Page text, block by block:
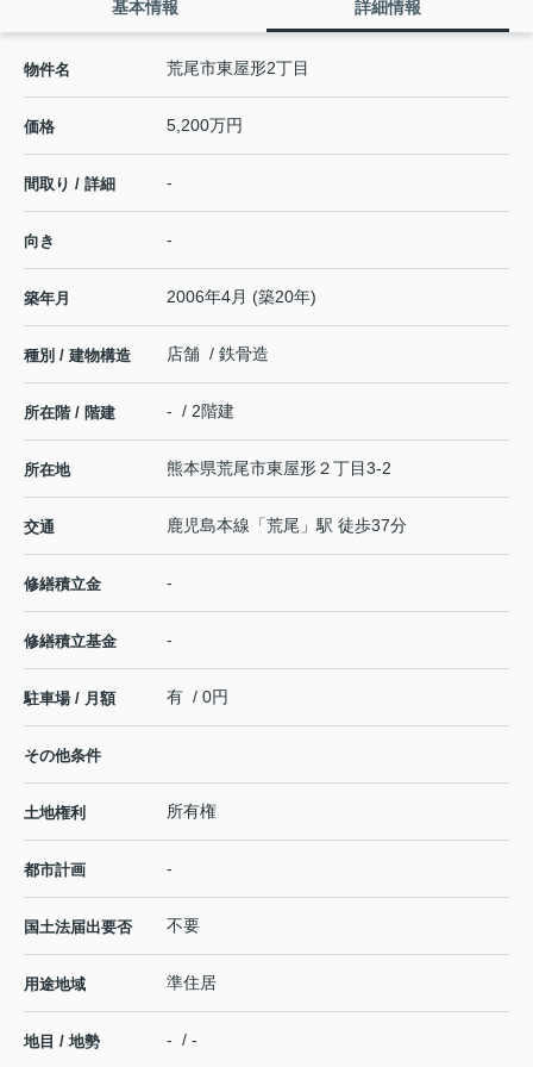
基本情報 詳細情報
物件名 荒尾市東屋形2丁目
価格 5,200万円
間取り / 詳細 -
向き -
築年月 2006年4月 (築20年)
種別 / 建物構造 店舗 / 鉄骨造
所在階 / 階建 - / 2階建
所在地 熊本県荒尾市東屋形２丁目3-2
交通 鹿児島本線 「荒尾 」駅 徒歩37分
修繕積立金 -
修繕積立基金 -
駐車場 / 月額 有 / 0円
その他条件
土地権利 所有権
都市計画 -
国土法届出要否 不要
用途地域 準住居
地目 / 地勢 - / -